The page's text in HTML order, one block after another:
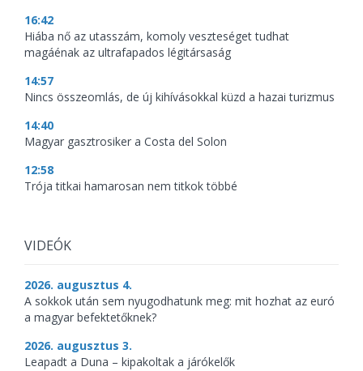
16:42
Hiába nő az utasszám, komoly veszteséget tudhat
magáénak az ultrafapados légitársaság
14:57
Nincs összeomlás, de új kihívásokkal küzd a hazai turizmus
14:40
Magyar gasztrosiker a Costa del Solon
12:58
Trója titkai hamarosan nem titkok többé
VIDEÓK
2026. augusztus 4.
A sokkok után sem nyugodhatunk meg: mit hozhat az euró
a magyar befektetőknek?
2026. augusztus 3.
Leapadt a Duna – kipakoltak a járókelők